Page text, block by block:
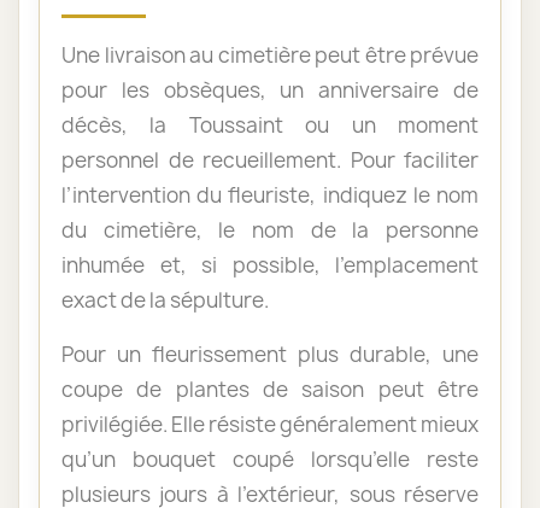
Une livraison au cimetière peut être prévue
pour les obsèques, un anniversaire de
décès, la Toussaint ou un moment
personnel de recueillement. Pour faciliter
l’intervention du fleuriste, indiquez le nom
du cimetière, le nom de la personne
inhumée et, si possible, l’emplacement
exact de la sépulture.
Pour un fleurissement plus durable, une
coupe de plantes de saison peut être
privilégiée. Elle résiste généralement mieux
qu’un bouquet coupé lorsqu’elle reste
plusieurs jours à l’extérieur, sous réserve